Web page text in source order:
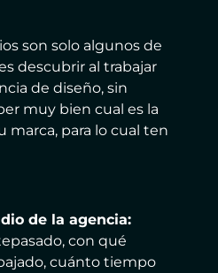
son solo algunos de
descubrir al trabajar
de diseño, sin
muy bien cual es la
marca, para lo cual ten
de la agencia:
con qué
cuánto tiempo